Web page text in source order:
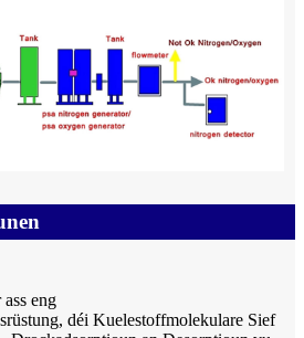
eng
déi Kuelestoffmolekulare Sief